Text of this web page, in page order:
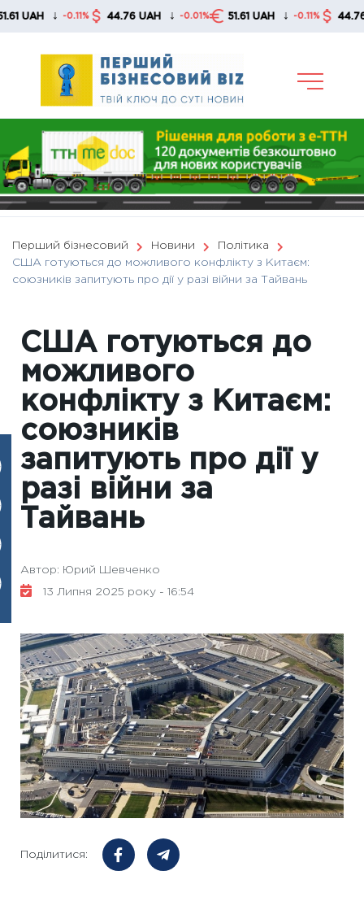
Skip
↓ -0.11% 44.76 UAH ↓ -0.01% 51.61 UAH ↓ -0.11% 44.76 UAH
Перший бізнесовий Новини
Політика
США готуються до можливого конфлікту з Китаєм:
союзників запитують про дії у разі війни за Тайвань
США готуються до
можливого
конфлікту з Китаєм:
союзників
запитують про дії у
разі війни за
Тайвань
Автор: Юрий Шевченко
13 Липня 2025 року - 16:54
Поділитися: